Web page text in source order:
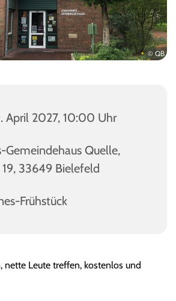
© QB
April 2027, 10:00 Uhr
Gemeindehaus Quelle,
33649 Bielefeld
Frühstück
nette Leute treffen, kostenlos und